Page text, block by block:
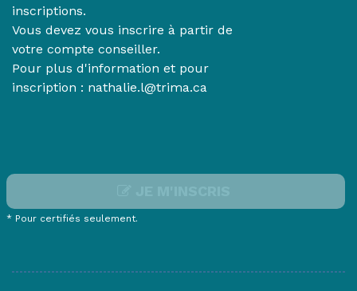
inscriptions.
Vous devez vous inscrire à partir de
votre compte conseiller.
Pour plus d'information et pour
inscription : nathalie.l@trima.ca
* Pour certifiés seulement.